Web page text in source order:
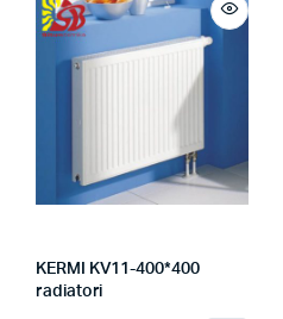
KERMI KV11-400*400
radiatori